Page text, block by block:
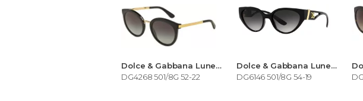
Dolce & Gabbana Lunettes de soleil Femme
DG4268 501/8G 52-22
Dolce & Gabbana Lunettes de soleil Femme
DG6146 501/8G 54-19